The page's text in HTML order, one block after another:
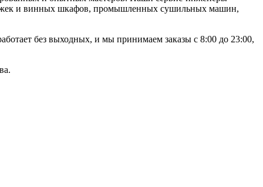
и винных шкафов, промышленных сушильных машин,
без выходных, и мы принимаем заказы с 8:00 до 23:00,